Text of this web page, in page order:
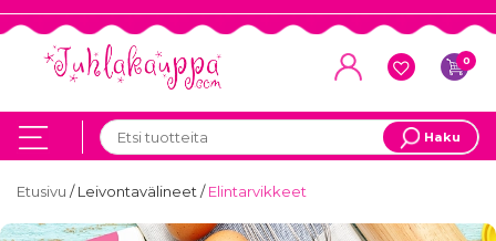
0
Haku
Etusivu /Leivontavälineet/Elintarvikkeet